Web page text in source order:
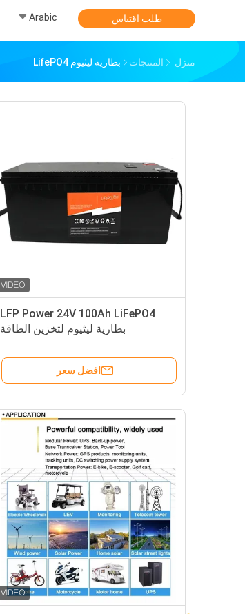
Arabic طلب اقتباس
منزل المنتجات بطارية ليثيوم LifePO4
LFP Power 24V 100Ah LiFePO4
بطارية ليثيوم لتخزين الطاقة
افضل سعر